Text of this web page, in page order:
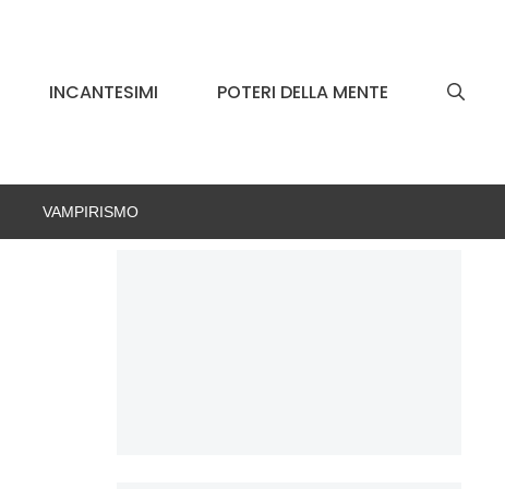
INCANTESIMI POTERI DELLA MENTE
VAMPIRISMO